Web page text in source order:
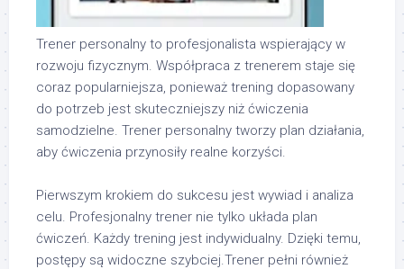
Trener personalny to profesjonalista wspierający w
rozwoju fizycznym. Współpraca z trenerem staje się
coraz popularniejsza, ponieważ trening dopasowany
do potrzeb jest skuteczniejszy niż ćwiczenia
samodzielne. Trener personalny tworzy plan działania,
aby ćwiczenia przynosiły realne korzyści.
Pierwszym krokiem do sukcesu jest wywiad i analiza
celu. Profesjonalny trener nie tylko układa plan
ćwiczeń. Każdy trening jest indywidualny. Dzięki temu,
postępy są widoczne szybciej.Trener pełni również